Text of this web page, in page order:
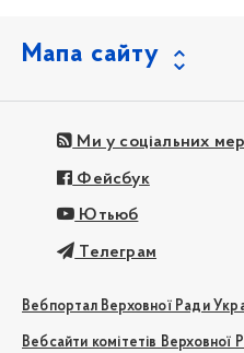
Мапа сайту
Ми у соціальних
Фейсбук
Ютьюб
Телеграм
Вебпортал Верховної Ради
Вебсайти комітетів Верховної